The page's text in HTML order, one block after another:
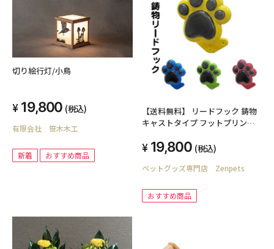
切り絵行灯/小鳥
19,800 (税込)
有限会社 笹木木工
新着 おすすめ商品
【送料無料】 リードフック 鋳物
キャストタイプ フットプリント
19,800 (税込)
ペットグッズ専門店 Zenpets
おすすめ商品